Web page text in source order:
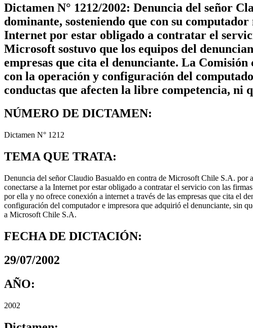
Dictamen N° 1212/2002: Denuncia del señor
dominante, sosteniendo que con su
Internet por estar obligado a contratar el
Microsoft sostuvo que los equipos del
empresas que cita el denunciante. La
con la operación y configuración del
conductas que afecten la libre competencia,
NÚMERO DE DICTAMEN:
Dictamen N° 1212
TEMA QUE TRATA:
Denuncia del señor Claudio Basualdo en contra de Microsoft Chile S.A. por
conectarse a la Internet por estar obligado a contratar el servicio con las
por ella y no ofrece conexión a internet a través de las empresas que cita el
configuración del computador e impresora que adquirió el denunciante, sin
a Microsoft Chile S.A.
FECHA DE DICTACIÓN:
29/07/2002
AÑO:
2002